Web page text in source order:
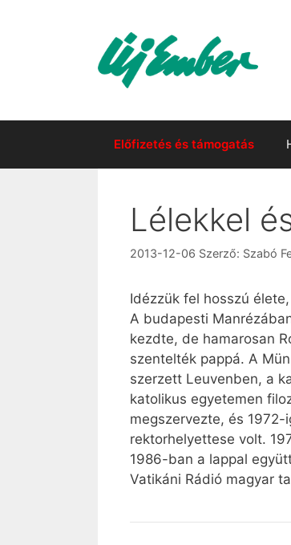
Előfizetés és támogatás
Lélekkel
2013-12-06 Szerző: Szabó
Idézzük fel hosszú
A budapesti
kezdte, de hamarosan
szentelték pappá. A
szerzett Leuvenben, a
katolikus egyetemen
megszervezte, és
rektorhelyettese volt.
1986-ban a lappal
Vatikáni Rádió magyar